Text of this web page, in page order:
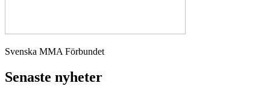
Svenska MMA Förbundet
Senaste nyheter